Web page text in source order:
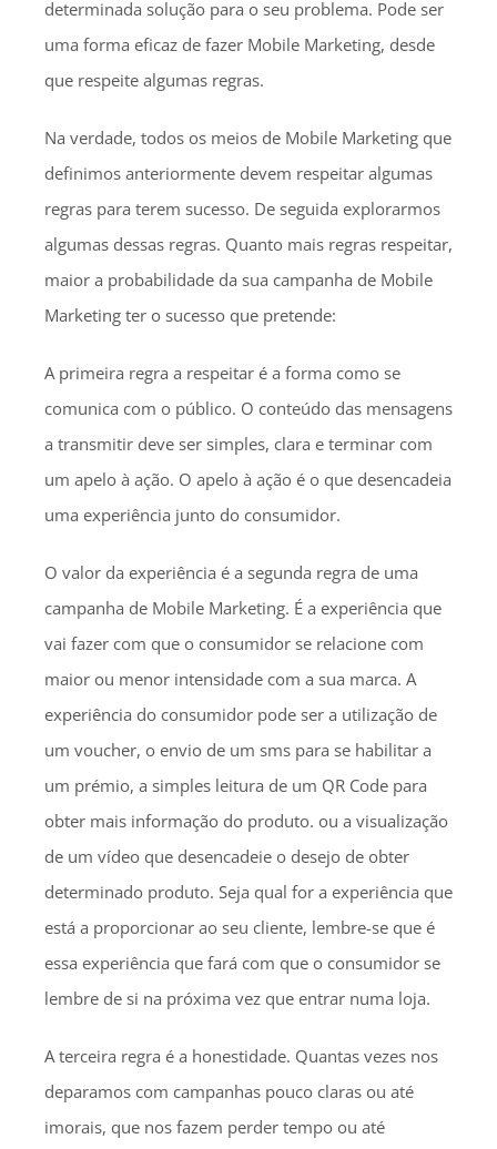
determinada solução para o seu problema. Pode ser
uma forma eficaz de fazer Mobile Marketing, desde
que respeite algumas regras.
Na verdade, todos os meios de Mobile Marketing que
definimos anteriormente devem respeitar algumas
regras para terem sucesso. De seguida explorarmos
algumas dessas regras. Quanto mais regras respeitar,
maior a probabilidade da sua campanha de Mobile
Marketing ter o sucesso que pretende:
A primeira regra a respeitar é a forma como se
comunica com o público. O conteúdo das mensagens
a transmitir deve ser simples, clara e terminar com
um apelo à ação. O apelo à ação é o que desencadeia
uma experiência junto do consumidor.
O valor da experiência é a segunda regra de uma
campanha de Mobile Marketing. É a experiência que
vai fazer com que o consumidor se relacione com
maior ou menor intensidade com a sua marca. A
experiência do consumidor pode ser a utilização de
um voucher, o envio de um sms para se habilitar a
um prémio, a simples leitura de um QR Code para
obter mais informação do produto. ou a visualização
de um vídeo que desencadeie o desejo de obter
determinado produto. Seja qual for a experiência que
está a proporcionar ao seu cliente, lembre-se que é
essa experiência que fará com que o consumidor se
lembre de si na próxima vez que entrar numa loja.
A terceira regra é a honestidade. Quantas vezes nos
deparamos com campanhas pouco claras ou até
imorais, que nos fazem perder tempo ou até